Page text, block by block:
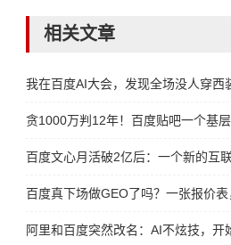
相关文章
我在百度AI大会，发现全场没人穿西
贪1000万判12年！百度贴吧一个基
百度文心月活破2亿后：一个新的互
百度真下场做GEO了吗？一张报价
阿里和百度突然改名：AI不炫技，开